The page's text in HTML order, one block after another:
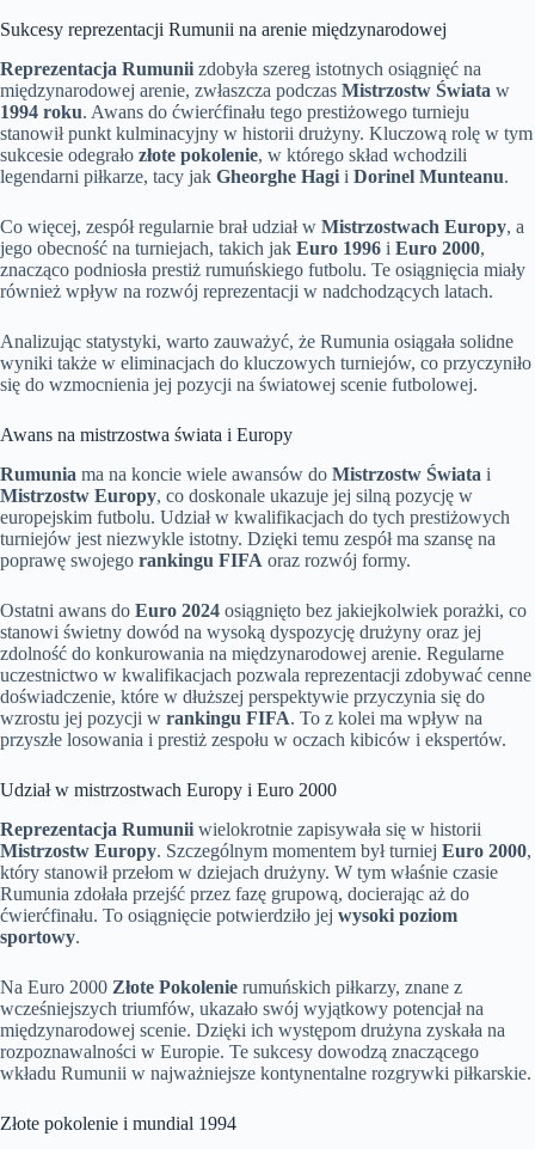
Sukcesy reprezentacji Rumunii na arenie międzynarodowej
Reprezentacja Rumunii zdobyła szereg istotnych osiągnięć na
międzynarodowej arenie, zwłaszcza podczas Mistrzostw Świata w
1994 roku. Awans do ćwierćfinału tego prestiżowego turnieju
stanowił punkt kulminacyjny w historii drużyny. Kluczową rolę w tym
sukcesie odegrało złote pokolenie, w którego skład wchodzili
legendarni piłkarze, tacy jak Gheorghe Hagi i Dorinel Munteanu.
Co więcej, zespół regularnie brał udział w Mistrzostwach Europy, a
jego obecność na turniejach, takich jak Euro 1996 i Euro 2000,
znacząco podniosła prestiż rumuńskiego futbolu. Te osiągnięcia miały
również wpływ na rozwój reprezentacji w nadchodzących latach.
Analizując statystyki, warto zauważyć, że Rumunia osiągała solidne
wyniki także w eliminacjach do kluczowych turniejów, co przyczyniło
się do wzmocnienia jej pozycji na światowej scenie futbolowej.
Awans na mistrzostwa świata i Europy
Rumunia ma na koncie wiele awansów do Mistrzostw Świata i
Mistrzostw Europy, co doskonale ukazuje jej silną pozycję w
europejskim futbolu. Udział w kwalifikacjach do tych prestiżowych
turniejów jest niezwykle istotny. Dzięki temu zespół ma szansę na
poprawę swojego rankingu FIFA oraz rozwój formy.
Ostatni awans do Euro 2024 osiągnięto bez jakiejkolwiek porażki, co
stanowi świetny dowód na wysoką dyspozycję drużyny oraz jej
zdolność do konkurowania na międzynarodowej arenie. Regularne
uczestnictwo w kwalifikacjach pozwala reprezentacji zdobywać cenne
doświadczenie, które w dłuższej perspektywie przyczynia się do
wzrostu jej pozycji w rankingu FIFA. To z kolei ma wpływ na
przyszłe losowania i prestiż zespołu w oczach kibiców i ekspertów.
Udział w mistrzostwach Europy i Euro 2000
Reprezentacja Rumunii wielokrotnie zapisywała się w historii
Mistrzostw Europy. Szczególnym momentem był turniej Euro 2000,
który stanowił przełom w dziejach drużyny. W tym właśnie czasie
Rumunia zdołała przejść przez fazę grupową, docierając aż do
ćwierćfinału. To osiągnięcie potwierdziło jej wysoki poziom
sportowy.
Na Euro 2000 Złote Pokolenie rumuńskich piłkarzy, znane z
wcześniejszych triumfów, ukazało swój wyjątkowy potencjał na
międzynarodowej scenie. Dzięki ich występom drużyna zyskała na
rozpoznawalności w Europie. Te sukcesy dowodzą znaczącego
wkładu Rumunii w najważniejsze kontynentalne rozgrywki piłkarskie.
Złote pokolenie i mundial 1994